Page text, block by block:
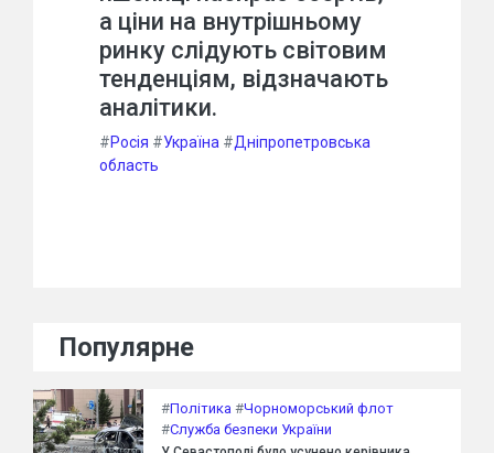
а ціни на внутрішньому
ринку слідують світовим
тенденціям, відзначають
аналітики.
#Росія #Україна #Дніпропетровська
область
Популярне
#Політика #Чорноморський флот
#Служба безпеки України